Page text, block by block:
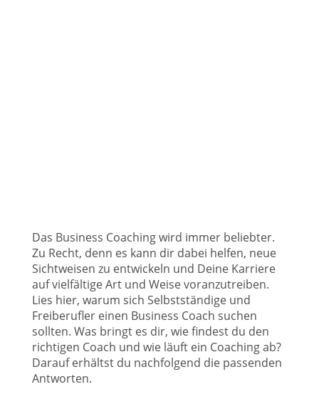
Das Business Coaching wird immer beliebter.
Zu Recht, denn es kann dir dabei helfen, neue
Sichtweisen zu entwickeln und Deine Karriere
auf vielfältige Art und Weise voranzutreiben.
Lies hier, warum sich Selbstständige und
Freiberufler einen Business Coach suchen
sollten. Was bringt es dir, wie findest du den
richtigen Coach und wie läuft ein Coaching ab?
Darauf erhältst du nachfolgend die passenden
Antworten.